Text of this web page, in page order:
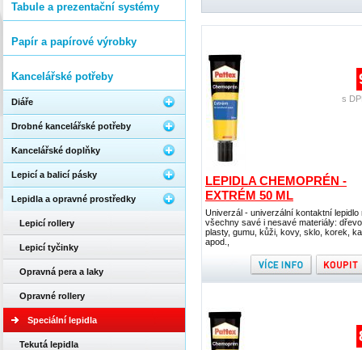
LEPIDLA CHEMOPRÉN -
EXTRÉM 50 ML
Univerzál - univerzální kontaktní lepidlo
všechny savé i nesavé materiály:
plasty, gumu, kůži, kovy, sklo, korek,
apod.,
s
Tabule a prezentační systémy
Papír a papírové výrobky
Kancelářské potřeby
Diáře
Drobné kancelářské potřeby
Kancelářské doplňky
Lepicí a balicí pásky
Lepidla a opravné prostředky
Lepicí rollery
Lepicí tyčinky
Opravná pera a laky
Opravné rollery
Speciální lepidla
Tekutá lepidla